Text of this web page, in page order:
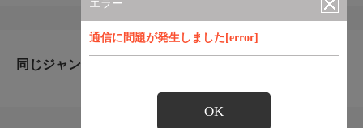
エラー
通信に問題が発生しました[error]
OK
同じジャンルのおすすめ番組